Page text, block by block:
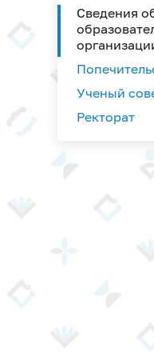
Сведения
Ученый
Ректорат